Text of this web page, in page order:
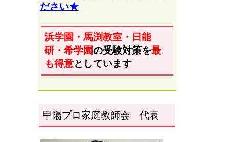
ださい★
浜学園・馬渕教室・日能
研・希学園の受験対策を最
も得意としています
甲陽プロ家庭教師会 代表